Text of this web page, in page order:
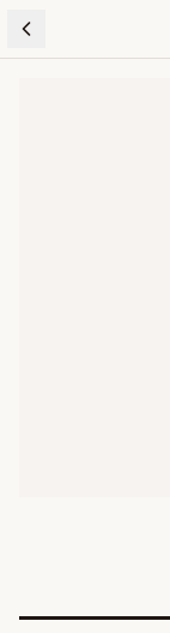
Skip to content